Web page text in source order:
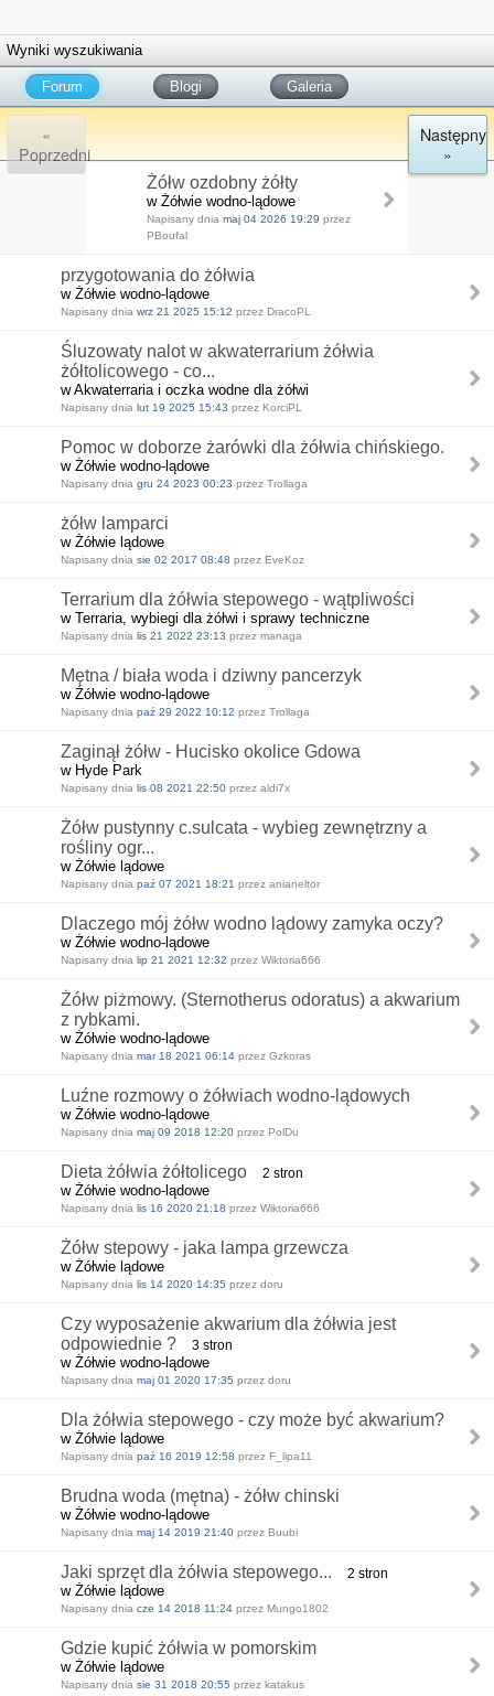
Wyniki wyszukiwania
Forum Blogi Galeria
«
Poprzedni
Następny
»
Żółw ozdobny żółty
w Żółwie wodno-lądowe
Napisany dnia maj 04 2026 19:29 przez
PBoufal
przygotowania do żółwia
w Żółwie wodno-lądowe
Napisany dnia wrz 21 2025 15:12 przez DracoPL
Śluzowaty nalot w akwaterrarium żółwia
żółtolicowego - co...
w Akwaterraria i oczka wodne dla żółwi
Napisany dnia lut 19 2025 15:43 przez KorciPL
Pomoc w doborze żarówki dla żółwia chińskiego.
w Żółwie wodno-lądowe
Napisany dnia gru 24 2023 00:23 przez Trollaga
żółw lamparci
w Żółwie lądowe
Napisany dnia sie 02 2017 08:48 przez EveKoz
Terrarium dla żółwia stepowego - wątpliwości
w Terraria, wybiegi dla żółwi i sprawy techniczne
Napisany dnia lis 21 2022 23:13 przez managa
Mętna / biała woda i dziwny pancerzyk
w Żółwie wodno-lądowe
Napisany dnia paź 29 2022 10:12 przez Trollaga
Zaginął żółw - Hucisko okolice Gdowa
w Hyde Park
Napisany dnia lis 08 2021 22:50 przez aldi7x
Żółw pustynny c.sulcata - wybieg zewnętrzny a
rośliny ogr...
w Żółwie lądowe
Napisany dnia paź 07 2021 18:21 przez anianeltor
Dlaczego mój żółw wodno lądowy zamyka oczy?
w Żółwie wodno-lądowe
Napisany dnia lip 21 2021 12:32 przez Wiktoria666
Żółw piżmowy. (Sternotherus odoratus) a akwarium
z rybkami.
w Żółwie wodno-lądowe
Napisany dnia mar 18 2021 06:14 przez Gzkoras
Luźne rozmowy o żółwiach wodno-lądowych
w Żółwie wodno-lądowe
Napisany dnia maj 09 2018 12:20 przez PolDu
Dieta żółwia żółtolicego 2 stron
w Żółwie wodno-lądowe
Napisany dnia lis 16 2020 21:18 przez Wiktoria666
Żółw stepowy - jaka lampa grzewcza
w Żółwie lądowe
Napisany dnia lis 14 2020 14:35 przez doru
Czy wyposażenie akwarium dla żółwia jest
odpowiednie ?
3 stron
w Żółwie wodno-lądowe
Napisany dnia maj 01 2020 17:35 przez doru
Dla żółwia stepowego - czy może być akwarium?
w Żółwie lądowe
Napisany dnia paź 16 2019 12:58 przez F_lipa11
Brudna woda (mętna) - żółw chinski
w Żółwie wodno-lądowe
Napisany dnia maj 14 2019 21:40 przez Buubi
Jaki sprzęt dla żółwia stepowego... 2 stron
w Żółwie lądowe
Napisany dnia cze 14 2018 11:24 przez Mungo1802
Gdzie kupić żółwia w pomorskim
w Żółwie lądowe
Napisany dnia sie 31 2018 20:55 przez katakus